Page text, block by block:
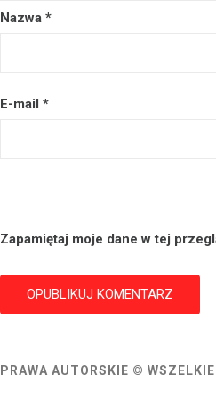
Nazwa *
E-mail *
Zapamiętaj moje dane w tej
PRAWA AUTORSKIE ©